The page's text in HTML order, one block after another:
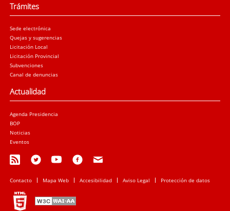
Trámites
Sede electrónica
Quejas y sugerencias
Licitación Local
Licitación Provincial
Subvenciones
Canal de denuncias
Actualidad
Agenda Presidencia
BOP
Noticias
Eventos
Contacto Mapa Web Accesibilidad Aviso Legal Protección de datos